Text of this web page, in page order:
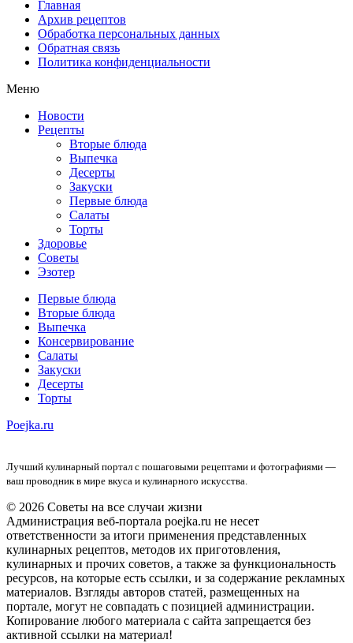
Главная
Архив рецептов
Обработка персональных данных
Обратная связь
Политика конфиденциальности
Меню
Новости
Рецепты
Вторые блюда
Выпечка
Десерты
Закуски
Первые блюда
Салаты
Торты
Здоровье
Советы
Эзотер
Первые блюда
Вторые блюда
Выпечка
Консервирование
Салаты
Закуски
Десерты
Торты
Poejka.ru
Лучший кулинарный портал с пошаговыми рецептами и фотографиями —
ваш проводник в мире вкуса и кулинарного искусства.
© 2026 Советы на все случаи жизни
Администрация веб-портала poejka.ru не несет
ответственности за итоги применения представленных
кулинарных рецептов, методов их приготовления,
кулинарных и прочих советов, а также за функциональность
ресурсов, на которые есть ссылки, и за содержание рекламных
материалов. Взгляды авторов статей, размещенных на
портале, могут не совпадать с позицией администрации.
Копирование любого материала с сайта запрещается без
активной ссылки на материал!